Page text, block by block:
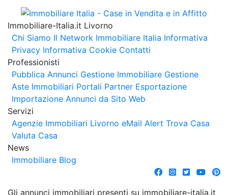
Immobiliare-Italia.it Livorno
Chi Siamo Il Network Immobiliare Italia Informativa
Privacy Informativa Cookie Contatti
Professionisti
Pubblica Annunci Gestione Immobiliare Gestione
Aste Immobiliari Portali Partner Esportazione
Importazione Annunci da Sito Web
Servizi
Agenzie Immobiliari Livorno eMail Alert Trova Casa
Valuta Casa
News
Immobiliare Blog
Gli annunci immobiliari presenti su immobiliare-italia.it